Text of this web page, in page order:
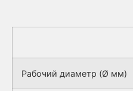
Рабочий диаметр (Ø мм)